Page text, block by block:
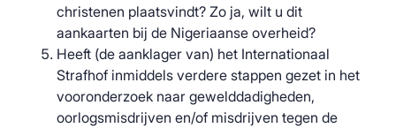
christenen plaatsvindt? Zo ja, wilt u dit
aankaarten bij de Nigeriaanse overheid?
Heeft (de aanklager van) het Internationaal
Strafhof inmiddels verdere stappen gezet in het
vooronderzoek naar gewelddadigheden,
oorlogsmisdrijven en/of misdrijven tegen de